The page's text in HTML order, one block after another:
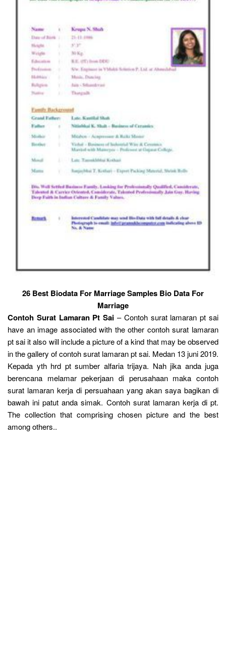
26 Best Biodata For Marriage Samples Bio Data For
Marriage
Contoh Surat Lamaran Pt Sai – Contoh surat lamaran pt sai
have an image associated with the other contoh surat lamaran
pt sai it also will include a picture of a kind that may be observed
in the gallery of contoh surat lamaran pt sai. Medan 13 juni 2019.
Kepada yth hrd pt sumber alfaria trijaya. Nah jika anda juga
berencana melamar pekerjaan di perusahaan maka contoh
surat lamaran kerja di persuahaan yang akan saya bagikan di
bawah ini patut anda simak. Contoh surat lamaran kerja di pt.
The collection that comprising chosen picture and the best
among others..